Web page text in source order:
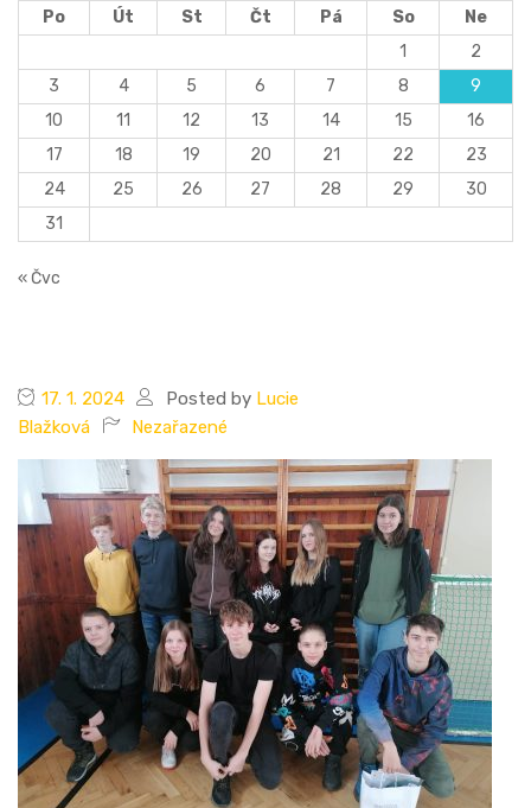
Po Út St Čt Pá So
Ne
1
2
3
4 5 6 7 8
9
10
11 12 13 14 15
16
17
18 19 20 21 22
23
24
25 26 27 28 29
30
31
« Čvc
17. 1. 2024 Posted by Lucie
Blažková
Nezařazené